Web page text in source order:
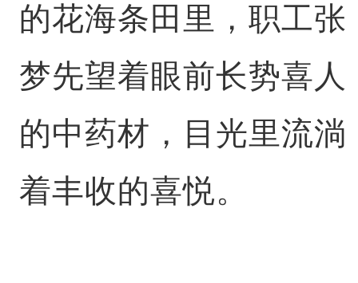
的花海条田里，职工张
梦先望着眼前长势喜人
的中药材，目光里流淌
着丰收的喜悦。